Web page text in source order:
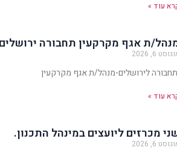
עוד »
ת אגף מקרקעין תחבורה ירושלים
6, 2026
תחבורה לירושלים-מנהל/ת אגף מקרקעין
עוד »
מכרזים ליועצים במינהל התכנון.
6, 2026